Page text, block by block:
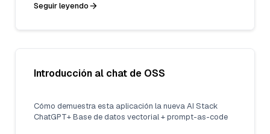
Seguir leyendo
Introducción al chat de OSS
Cómo demuestra esta aplicación la nueva AI Stack
ChatGPT+ Base de datos vectorial + prompt-as-code